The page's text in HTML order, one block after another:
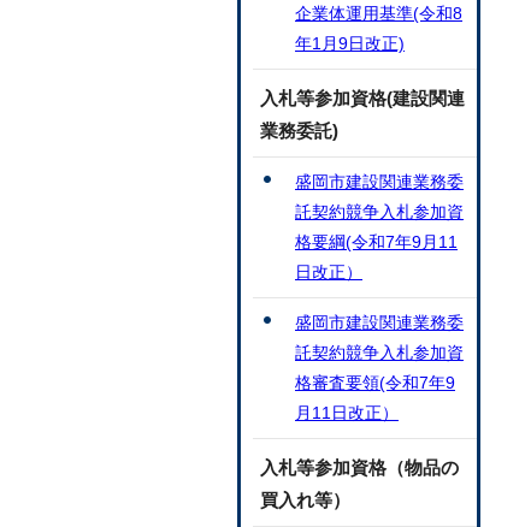
企業体運用基準(令和8
年1月9日改正)
入札等参加資格(建設関連
業務委託)
盛岡市建設関連業務委
託契約競争入札参加資
格要綱(令和7年9月11
日改正）
盛岡市建設関連業務委
託契約競争入札参加資
格審査要領(令和7年9
月11日改正）
入札等参加資格（物品の
買入れ等）